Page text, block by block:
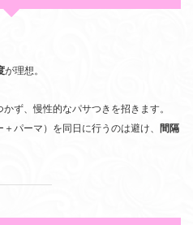
が理想。
ず、慢性的なパサつきを招きます。
パーマ）を同日に行うのは避け、 間隔